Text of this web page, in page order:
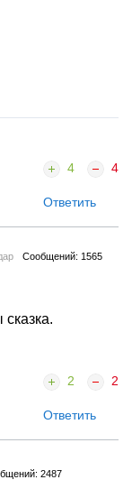
4 4
Ответить
Сообщений: 1565
2 2
Ответить
2487